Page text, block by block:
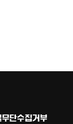
단수집거부